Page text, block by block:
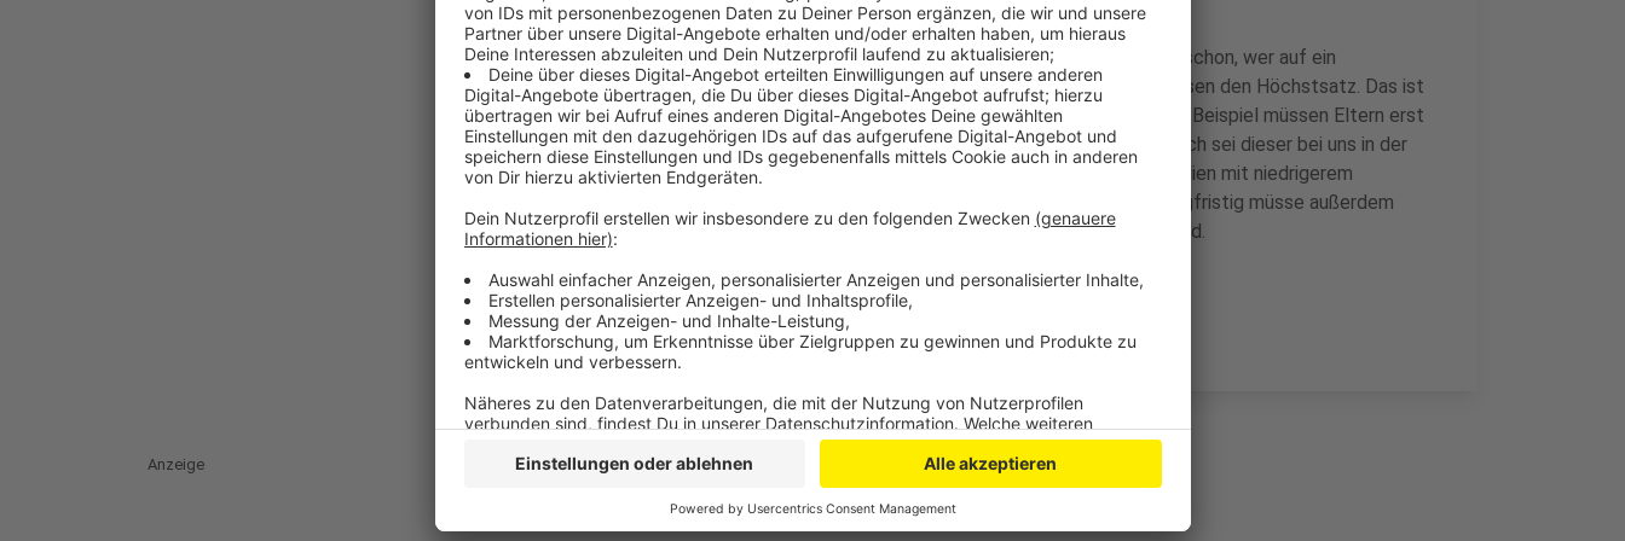
Der Elternbeitrag wird anhand des Einkommens bemessen – und schon, wer auf ein
Bruttojahreseinkommen von 78.000 Euro kommt, zahlt in Leverkusen den Höchstsatz. Das ist
in anderen Städten anders, so die SPD: In Bergisch Gladbach zum Beispiel müssen Eltern erst
ab 200.000 Euro im Jahr den höchsten Elternbeitrag bezahlen. Auch sei dieser bei uns in der
Stadt mit über 620 Euro unverhältnismäßig hoch. Besonders Familien mit niedrigerem
Einkommen müssten dringend entlastet werden, so die SPD. Langfristig müsse außerdem
weiterhin das Ziel sein, dass der Kita-Besuch ganz beitragsfrei wird.
Anzeige
Anzeige